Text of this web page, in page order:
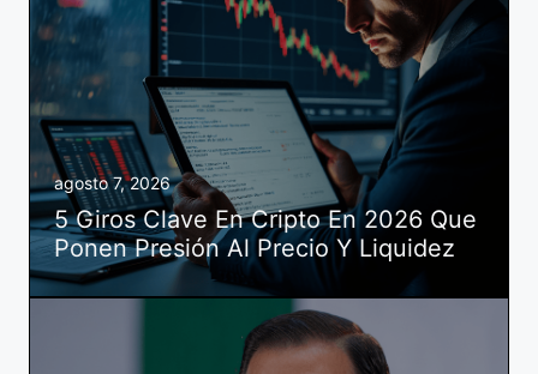
agosto 7, 2026
5 Giros Clave En Cripto En 2026 Que
Ponen Presión Al Precio Y Liquidez